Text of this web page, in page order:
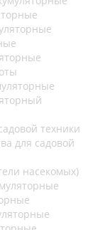
техники
для садовой
насекомых)